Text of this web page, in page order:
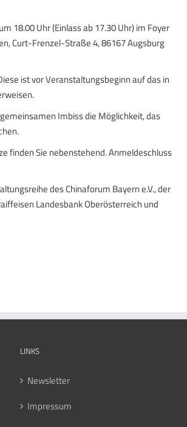
18.00 Uhr (Einlass ab 17.30 Uhr) im Foyer
Curt-Frenzel-Straße 4, 86167 Augsburg
ist vor Veranstaltungsbeginn auf das in
Imbiss die Möglichkeit, das
finden Sie nebenstehend. Anmeldeschluss
des Chinaforum Bayern e.V., der
Landesbank Oberösterreich und
LINKS
Newsletter
Impressum